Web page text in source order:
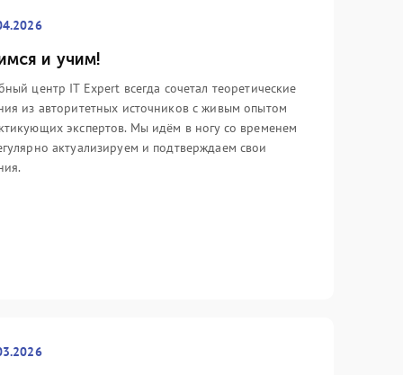
книга, посвящённая основам,
и учим!
центр IT Expert всегда сочетал теоретические
из авторитетных источников с живым опытом
экспертов. Мы идём в ногу со временем
актуализируем и подтверждаем свои